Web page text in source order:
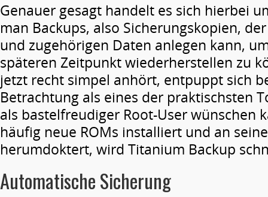
Genauer gesagt handelt es sich hierbei
man Backups, also Sicherungskopien,
und zugehörigen Daten anlegen kann,
späteren Zeitpunkt wiederherstellen zu
jetzt recht simpel anhört, entpuppt sich
Betrachtung als eines der praktischsten
als bastelfreudiger Root-User wünschen
häufig neue ROMs installiert und an
herumdoktert, wird Titanium Backup
Automatische Sicherung